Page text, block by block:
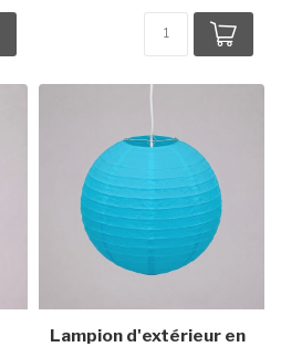
Lampion d'extérieur en